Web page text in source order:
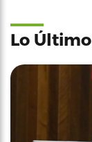
Lo Último